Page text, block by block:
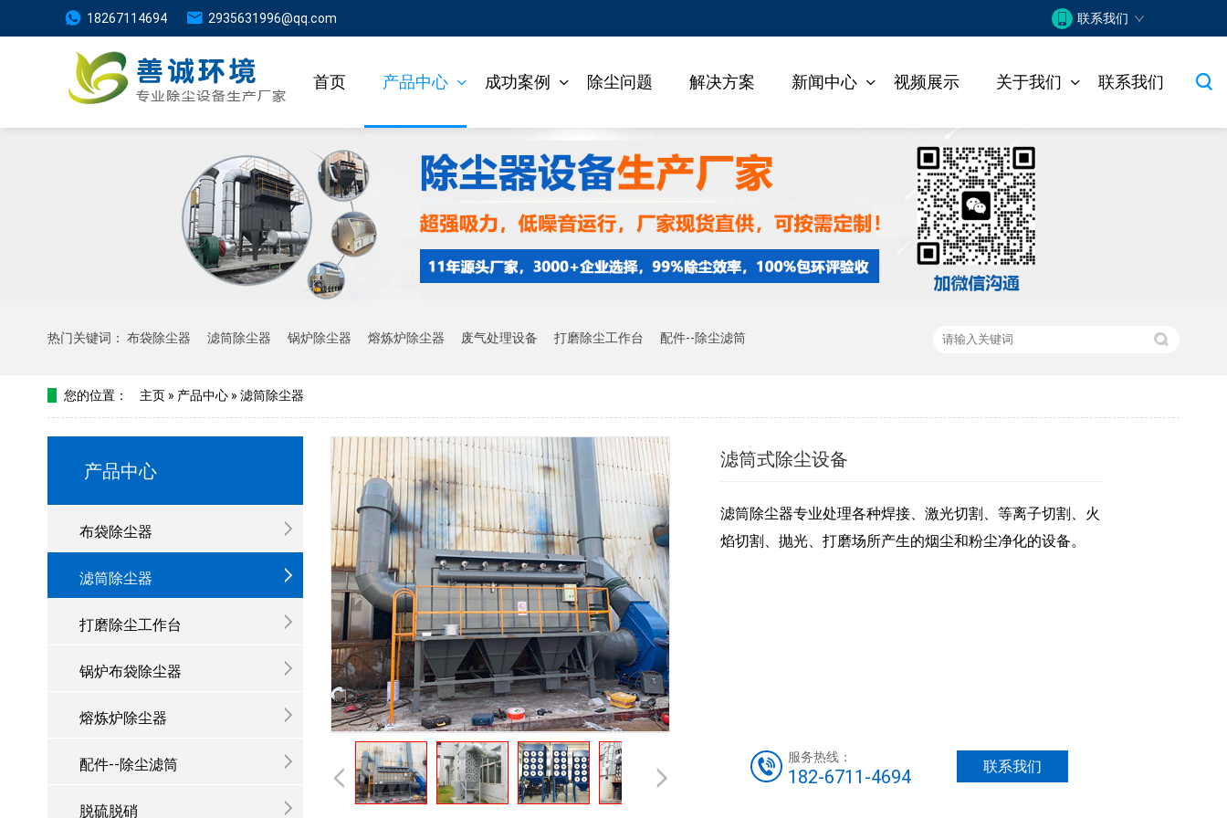
18267114694 2935631996@qq.com 联系我们
首页 产品中心 成功案例 除尘问题 解决方案 新闻中心 视频展示 关于我们 联系我们
热门关键词： 布袋除尘器 滤筒除尘器 锅炉除尘器 熔炼炉除尘器 废气处理设备 打磨除尘工作台 配件--除尘滤筒
您的位置： 主页 » 产品中心 » 滤筒除尘器
滤筒式除尘设备
滤筒除尘器专业处理各种焊接、激光切割、等离子切割、火
焰切割、抛光、打磨场所产生的烟尘和粉尘净化的设备。
服务热线：
182-6711-4694 联系我们
产品中心
布袋除尘器
滤筒除尘器
打磨除尘工作台
锅炉布袋除尘器
熔炼炉除尘器
配件--除尘滤筒
脱硫脱硝